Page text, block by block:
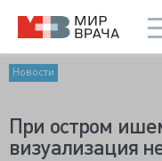
Новости
При остром
визуализация